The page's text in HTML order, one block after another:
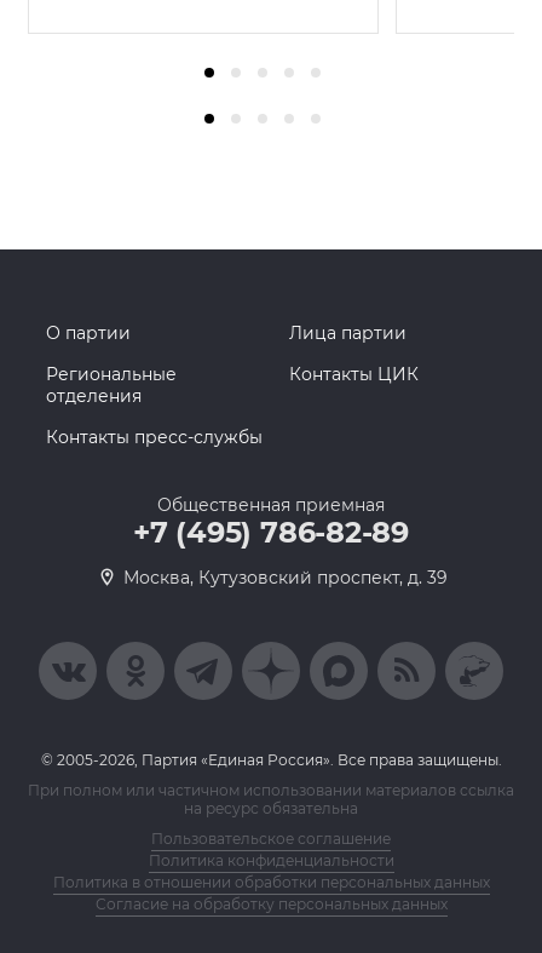
О партии
Лица партии
Региональные
отделения
Контакты ЦИК
Контакты пресс-службы
Общественная приемная
+7 (495) 786-82-89
Москва, Кутузовский проспект, д. 39
© 2005-2026, Партия «Единая Россия». Все права защищены.
При полном или частичном использовании материалов ссылка
на ресурс обязательна
Пользовательское соглашение
Политика конфиденциальности
Политика в отношении обработки персональных данных
Согласие на обработку персональных данных